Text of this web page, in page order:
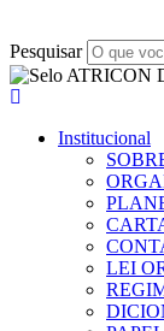
Pesquisar
Institucional
LEI